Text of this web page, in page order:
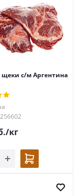
щеки с/м Аргентина
/кг